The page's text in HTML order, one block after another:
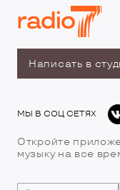
Написать в
МЫ В СОЦ СЕТЯХ
Откройте
музыку на все